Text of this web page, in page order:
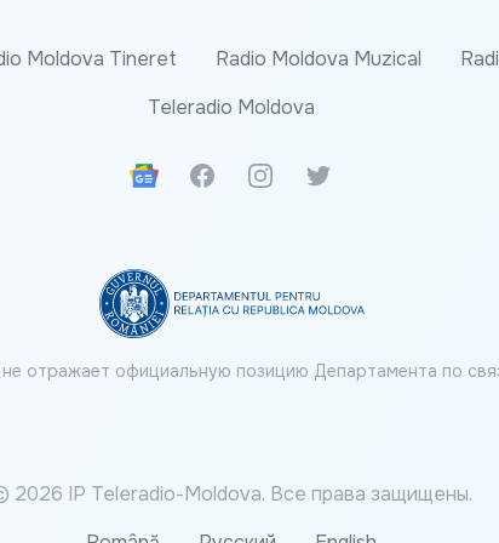
Moldova Tineret Radio Moldova Muzical
Teleradio Moldova
Google News
FacebookInstagramTwitter
отражает официальную позицию Департамента по
2026 IP Teleradio-Moldova. Все права защищены.